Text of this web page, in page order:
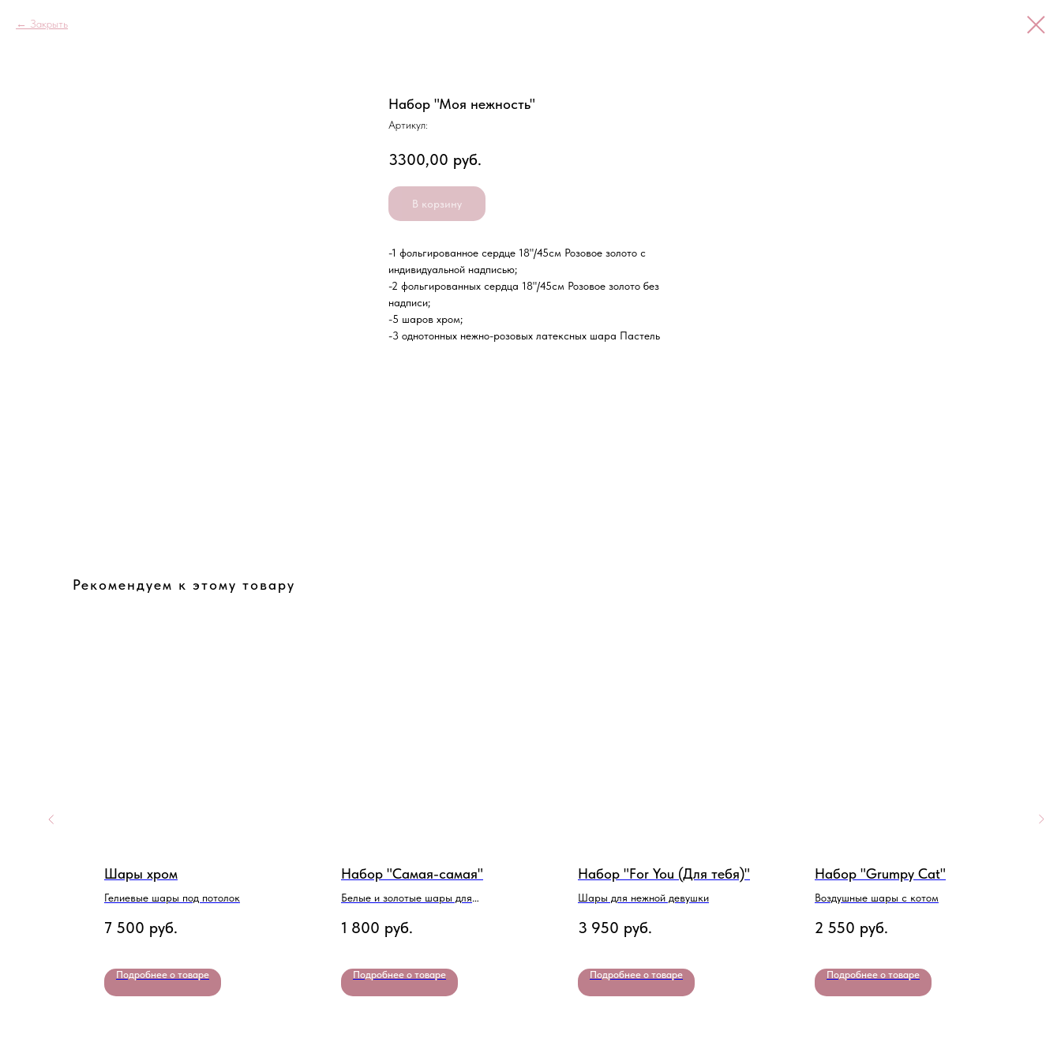
Закрыть
Набор "Моя нежность"
Артикул:
3300,00 руб.
В корзину
-1 фольгированное сердце 18"/45см Розовое золото с
индивидуальной надписью;
-2 фольгированных сердца 18"/45см Розовое золото без
надписи;
-5 шаров хром;
-3 однотонных нежно-розовых латексных шара Пастель
Рекомендуем к этому товару
Шары хром
Гелиевые шары под потолок
7 500 руб.
Подробнее о товаре
Набор "Самая-самая"
Белые и золотые шары для
1 800 руб.
Подробнее о товаре
Набор "For You (Для тебя)"
Шары для нежной девушки
3 950 руб.
Подробнее о товаре
Набор "Grumpy Cat"
Воздушные шары с котом
2 550 руб.
Подробнее о товаре